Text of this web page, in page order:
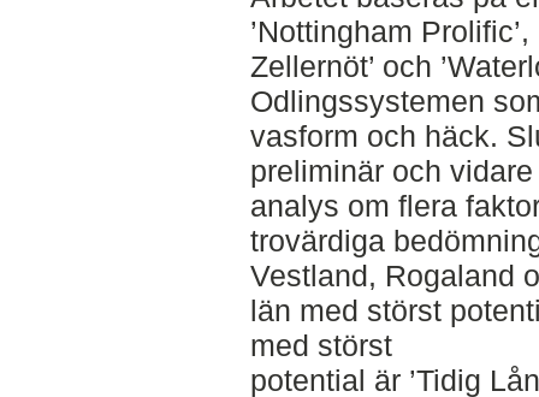
’Nottingham
Zellernöt’ och
Odlingssystemen
vasform och häck.
preliminär och
analys om flera
trovärdiga
Vestland, Rogaland
län med störst
med störst
potential är ’Tidig